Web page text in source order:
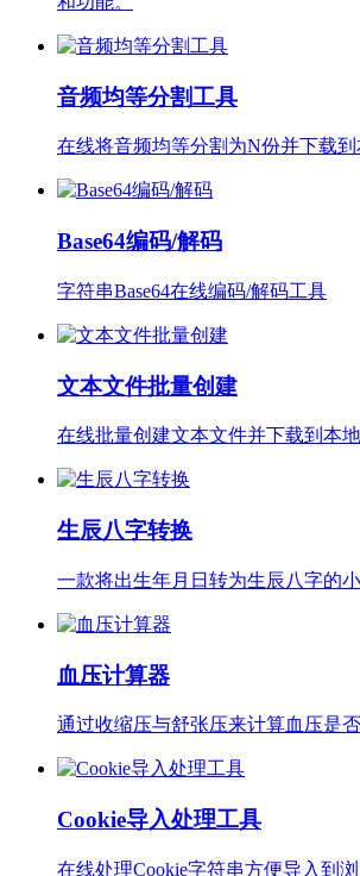
音频均等分割工具
在线将音频均等分割为N份并下载到
Base64编码/解码
字符串Base64在线编码/解码工具
文本文件批量创建
在线批量创建文本文件并下载到本地
生辰八字转换
一款将出生年月日转为生辰八字的
血压计算器
通过收缩压与舒张压来计算血压是
Cookie导入处理工具
在线处理Cookie字符串方便导入到